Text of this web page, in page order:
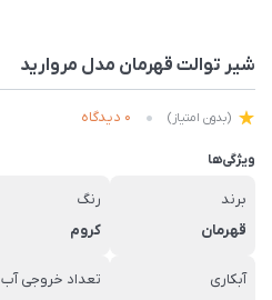
شیر توالت قهرمان مدل مروارید
(بدون امتیاز) 0 دیدگاه
ویژگی‌ها
برند
قهرمان
رنگ
کروم
آبکاری
تعداد خروجی آب